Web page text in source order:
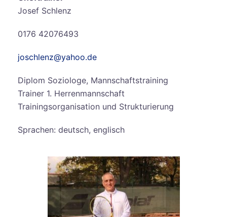
Josef Schlenz
0176 42076493
joschlenz@yahoo.de
Diplom Soziologe, Mannschaftstraining
Trainer 1. Herrenmannschaft
Trainingsorganisation und Strukturierung
Sprachen: deutsch, englisch